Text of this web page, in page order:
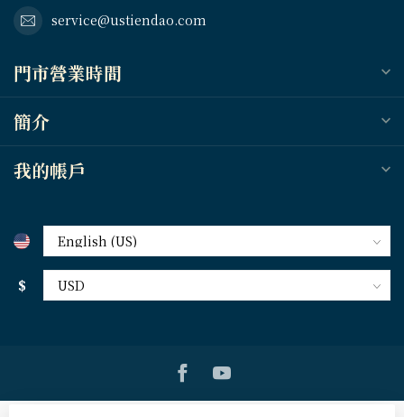
service@ustiendao.com
門市營業時間
簡介
我的帳戶
$